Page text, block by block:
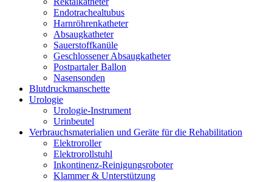
Endotrachealtubus
Harnröhrenkatheter
Absaugkatheter
Sauerstoffkanüle
Geschlossener Absaugkatheter
Postpartaler Ballon
Nasensonden
Blutdruckmanschette
Urologie
Urologie-Instrument
Urinbeutel
Verbrauchsmaterialien und Geräte für die Rehabilitation
Elektroroller
Elektrorollstuhl
Inkontinenz-Reinigungsroboter
Klammer & Unterstützung